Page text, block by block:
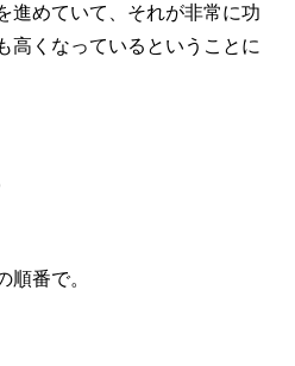
進めていて、それが非常に功
高くなっているということに
番で。